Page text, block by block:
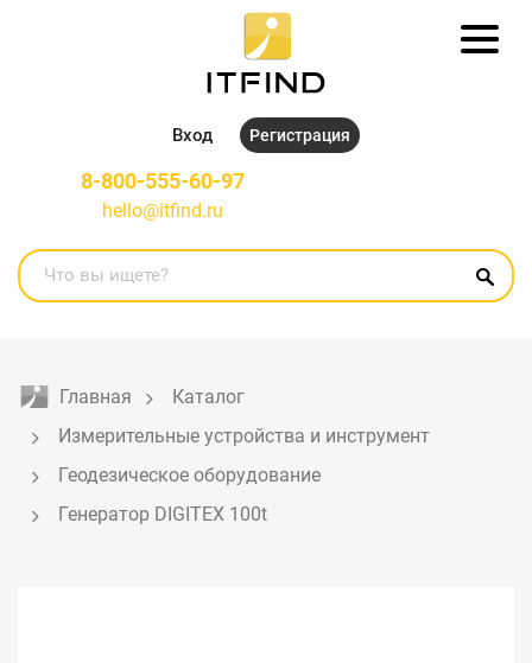
Вход Регистрация
8-800-555-60-97
hello@itfind.ru
Главная
Каталог
Измерительные устройства и инструмент
Геодезическое оборудование
Генератор DIGITEX 100t